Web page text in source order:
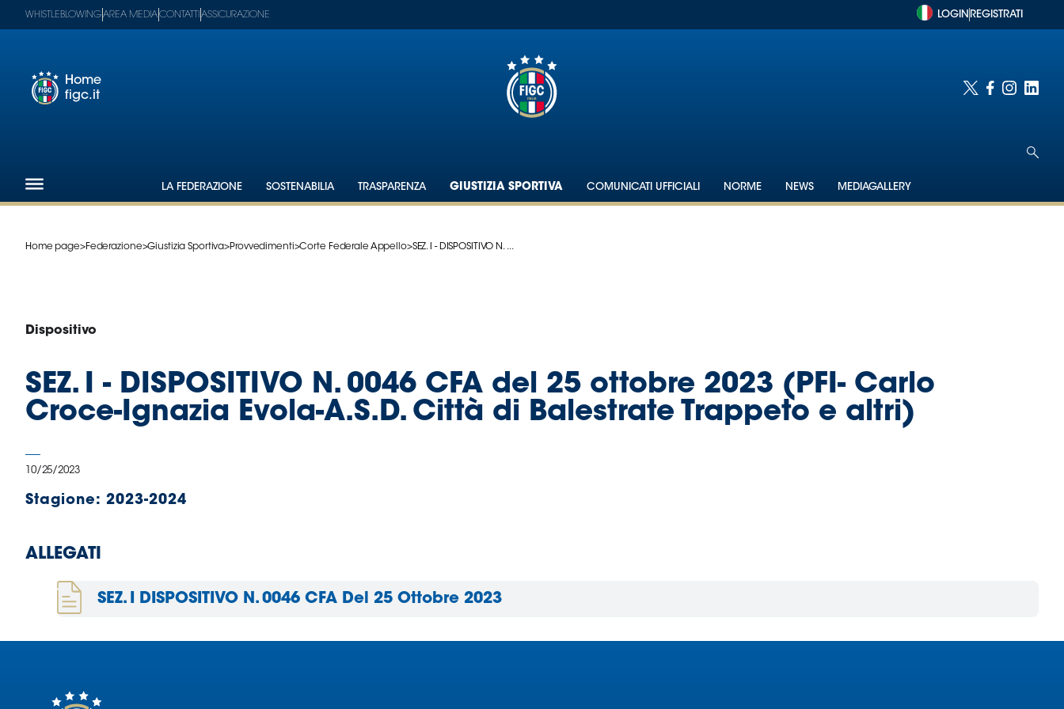
Nazionali
Women
Femminile
Museo
del
Shop
partner
Assicurazione
Whistleblowing
WHISTLEBLOWINGAREA MEDIACONTATTI ASSICURAZIONE LOGIN REGISTRATI
Home
figc.it
LA FEDERAZIONE SOSTENABILIA TRASPARENZA GIUSTIZIA SPORTIVA COMUNICATI UFFICIALI NORME NEWS MEDIAGALLERY
Home page>Federazione>Giustizia Sportiva>Provvedimenti>Corte Federale Appello>SEZ. I - DISPOSITIVO N. ...
Dispositivo
SEZ. I - DISPOSITIVO N. 0046 CFA del 25 ottobre 2023 (PFI- Carlo
Croce-Ignazia Evola-A.S.D. Città di Balestrate Trappeto e altri)
10/25/2023
Stagione: 2023-2024
ALLEGATI
SEZ. I DISPOSITIVO N. 0046 CFA Del 25 Ottobre 2023